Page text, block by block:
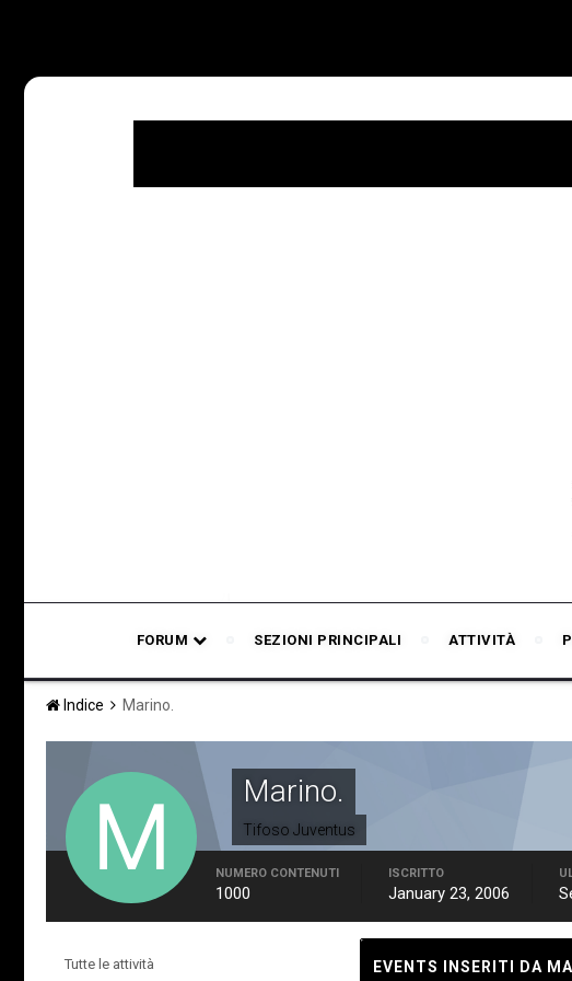
FORUM SEZIONI PRINCIPALI ATTIVITÀ
Indice Marino.
Marino.
Tifoso Juventus
NUMERO CONTENUTI
1000
ISCRITTO
January 23, 2006
Tutte le attività EVENTS INSERITI DA